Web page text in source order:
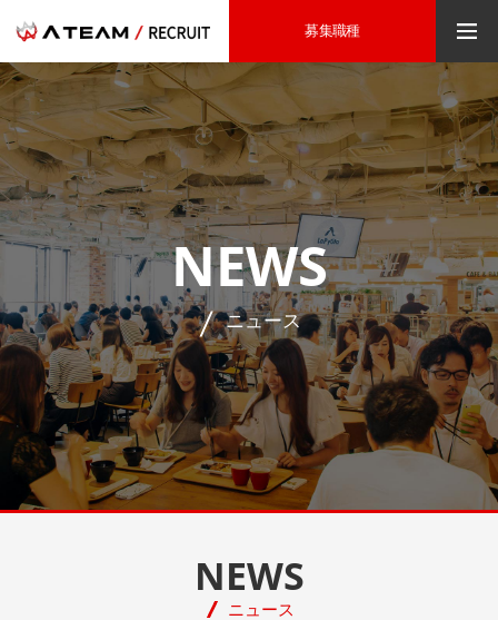
募集職種
NEWS
ニュース
NEWS
ニュース